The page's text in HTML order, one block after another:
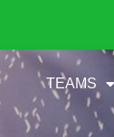
TEAMS